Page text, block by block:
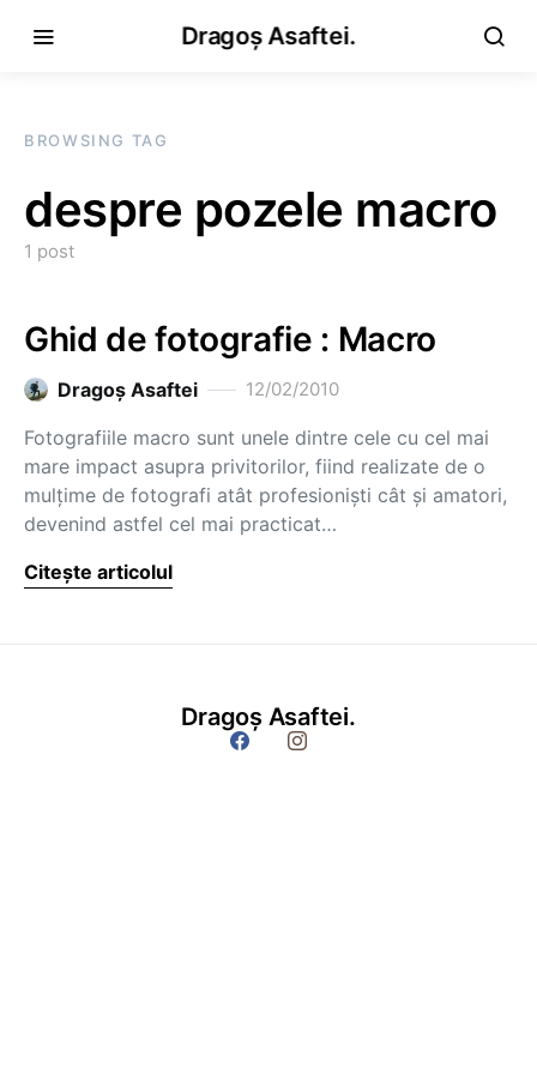
Dragoș Asaftei.
BROWSING TAG
despre pozele macro
1 post
Ghid de fotografie : Macro
Dragoş Asaftei 12/02/2010
Fotografiile macro sunt unele dintre cele cu cel mai
mare impact asupra privitorilor, fiind realizate de o
mulţime de fotografi atât profesionişti cât şi amatori,
devenind astfel cel mai practicat…
Citește articolul
Dragoș Asaftei.